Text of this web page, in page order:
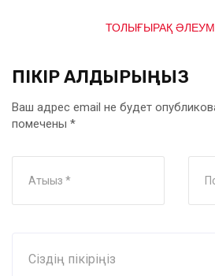
ТОЛЫҒЫРАҚ
ПІКІР ҚАЛДЫРЫҢЫЗ
Ваш адрес email не будет
помечены *